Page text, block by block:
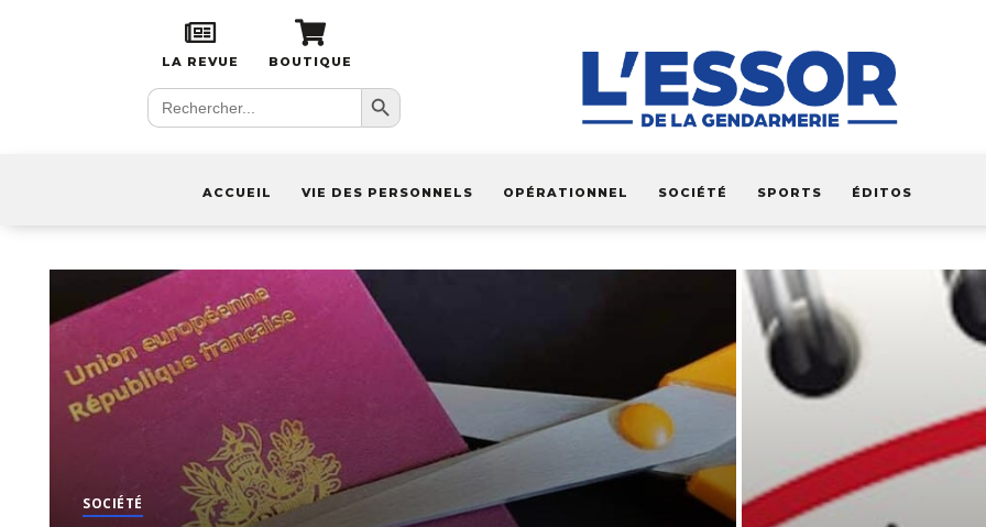
LA REVUE BOUTIQUE
Search
for:
Search Button
ACCUEIL VIE DES PERSONNELS OPÉRATIONNEL SOCIÉTÉ SPORTS ÉDITOS
SOCIÉTÉ